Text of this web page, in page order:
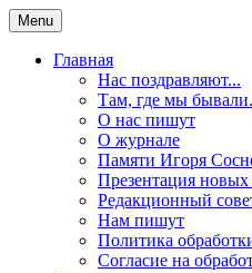
Menu
Главная
Нас поздравляют...
Там, где мы
О нас пишут
О журнале
Памяти Игоря
Презентация
Редакционный
Нам пишут
Политика
Согласие на